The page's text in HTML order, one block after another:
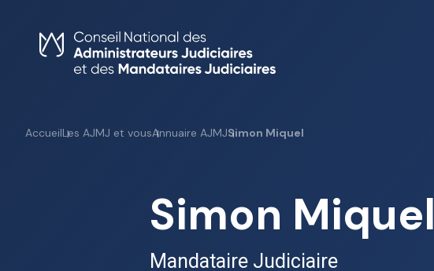
content
AccueilLes AJMJ et vousAnnuaire AJMJSimon Miquel
Simon Miquel
Mandataire Judiciaire